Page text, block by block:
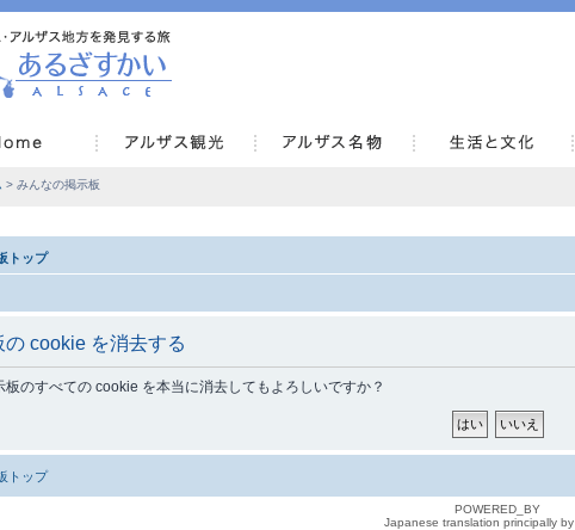
> みんなの掲示板
トップ
の cookie を消去する
板のすべての cookie を本当に消去してもよろしいですか？
トップ
POWERED_BY
Japanese translation principally by